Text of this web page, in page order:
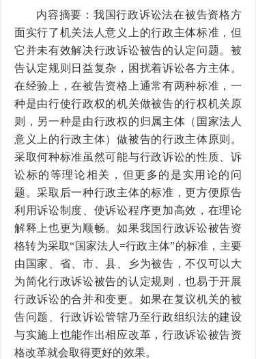
内容摘要：我国行政诉讼法在被告资格方
面实行了机关法人意义上的行政主体标准，但
它并未有效解决行政诉讼被告的认定问题。被
告认定规则日益复杂，困扰着诉讼各方主体。
在经验上，在被告资格上通常有两种标准，一
种是由行使行政权的机关做被告的行权机关原
则，另一种是由行政权的归属主体（国家法人
意义上的行政主体）做被告的行政主体原则。
采取何种标准虽然可能与行政诉讼的性质、诉
讼标的等理论相关，但更多的是实用论的问
题。采取后一种行政主体的标准，更方便原告
利用诉讼制度、使诉讼程序更加高效，在理论
解释上也更为顺畅。如果我国行政诉讼被告资
格转为采取“国家法人=行政主体”的标准，主要
由国家、省、市、县、乡为被告，不仅可以大
为简化行政诉讼被告的认定规则，也易于开展
行政诉讼的合并和变更。如果在复议机关的被
告问题、行政诉讼管辖乃至行政组织法的建设
与实施上也能作出相应改革，行政诉讼被告资
格改革就会取得更好的效果。